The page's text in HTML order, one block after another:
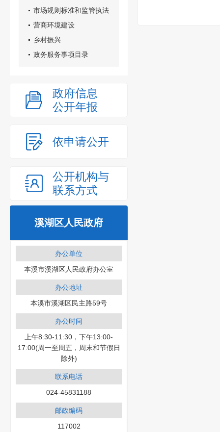
市场规则标准和监管执法
营商环境建设
乡村振兴
政务服务事项目录
政府信息
公开年报
依申请公开
公开机构与
联系方式
溪湖区人民政府
办公单位
本溪市溪湖区人民政府办公室
办公地址
本溪市溪湖区民主路59号
办公时间
上午8:30-11:30，下午13:00-
17:00(周一至周五，周末和节假日
除外)
联系电话
024-45831188
邮政编码
117002